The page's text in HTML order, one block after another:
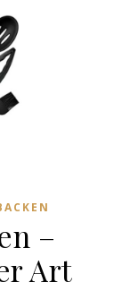
–
Art